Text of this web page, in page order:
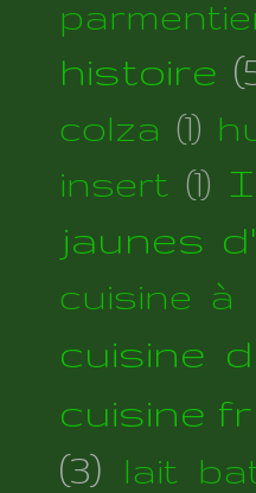
histoire
colza (1)
insert (1)
jaunes
cuisine à
cuisine
cuisine
(3)
lait